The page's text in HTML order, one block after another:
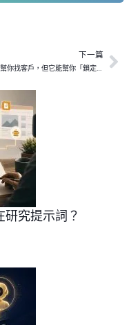
下一篇
AI 不會幫你找客戶，但它能幫你「鎖定會成交的人」
究提示詞？